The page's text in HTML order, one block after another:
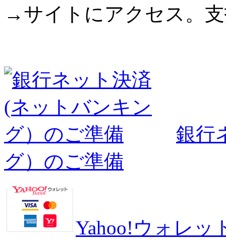
→サイトにアクセス。
銀行
グ）のご準備
Yahoo!ウォレッ